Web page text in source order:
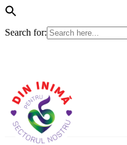
Search for: